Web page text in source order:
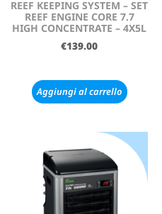
REEF KEEPING SYSTEM – SET
REEF ENGINE CORE 7.7
HIGH CONCENTRATE – 4X5L
€139.00
Aggiungi al carrello